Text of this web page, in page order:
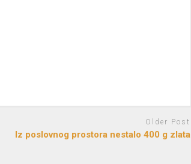
Older Post
Iz poslovnog prostora nestalo 400 g zlata